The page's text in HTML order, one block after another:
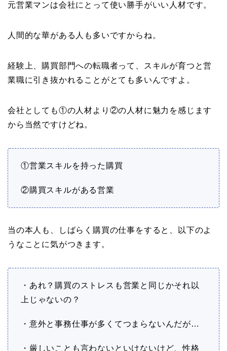
元営業マンは会社にとって使い勝手がいい人材です。
人間的な華がある人も多いですからね。
経験上、購買部門への転職者って、スキルが育つと営
業職に引き抜かれることがとても多いんですよ。
会社としても①の人材より②の人材に魅力を感じます
から当然ですけどね。
①営業スキルを持った購買
②購買スキルがある営業
当の本人も、しばらく購買の仕事をすると、以下のよ
うなことに気がつきます。
・あれ？購買のストレスも営業と同じかそれ以
上じゃないの？
・意外と事務仕事が多くてつまらないんだが…
・厳しいことも言わないといけないけど、性格